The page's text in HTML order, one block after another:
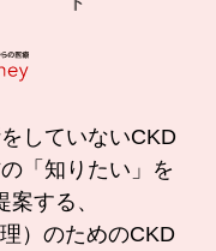
していないCKD
「知りたい」を
する、
）のためのCKD